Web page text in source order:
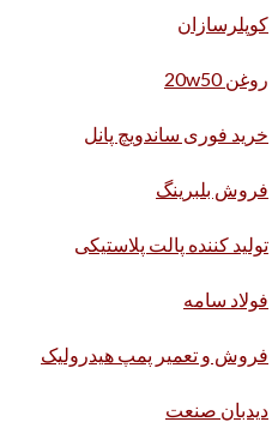
کوپلرسازان
روغن 20w50
خرید فوری ساندویچ پانل
فروش بلبرینگ
تولید کننده پالت پلاستیکی
فولاد سامه
فروش و تعمیر پمپ هیدرولیک
دیدبان صنعت